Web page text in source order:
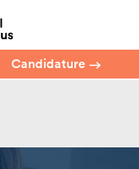
Candidature